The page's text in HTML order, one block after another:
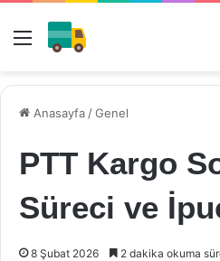
Menü
Anasayfa /Genel
PTT Kargo
Süreci ve
8 Şubat 2026 2 dakika okuma